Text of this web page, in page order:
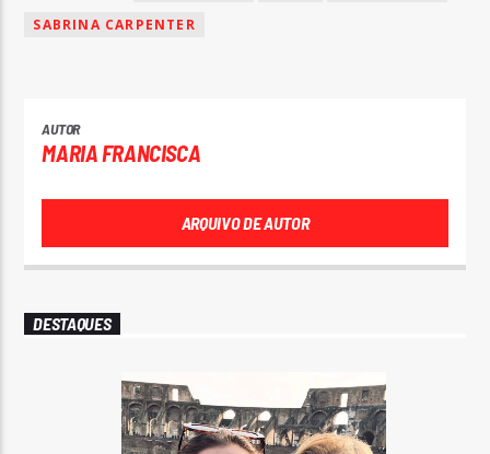
SABRINA CARPENTER
AUTOR
MARIA FRANCISCA
ARQUIVO DE AUTOR
DESTAQUES